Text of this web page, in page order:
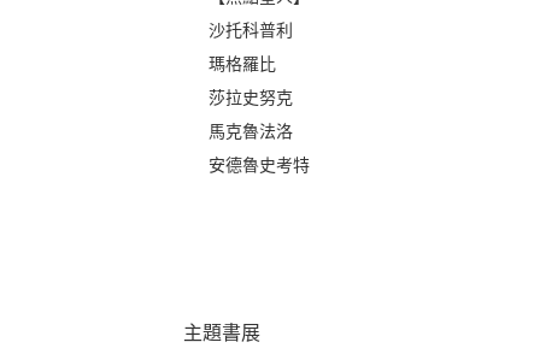
沙托科普利
瑪格羅比
莎拉史努克
馬克魯法洛
安德魯史考特
主題書展